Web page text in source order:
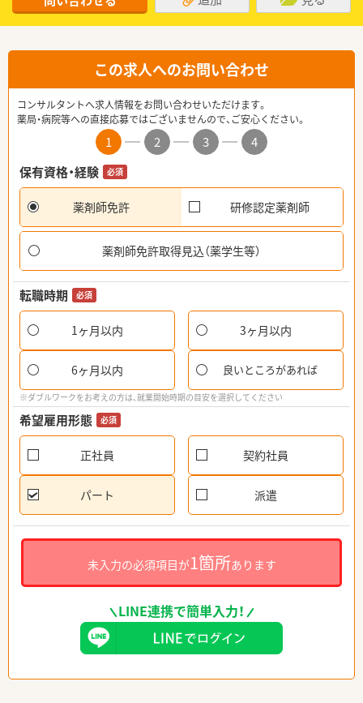
この求人へのお問い合わせ
コンサルタントへ求人情報をお問い合わせいただけます。
薬局・病院等への直接応募ではございませんので、ご安心ください。
1 2 3
4
保有資格・経験
必須
薬剤師免許 研修認定薬剤師
薬剤師免許取得見込（薬学生等）
転職時期 必須
1ヶ月以内 3ヶ月以内
6ヶ月以内 良いところがあれば
※ダブルワークをお考えの方は、就業開始時期の目安を選択してください
希望雇用形態 必須
正社員 契約社員
パート 派遣
未入力の必須項目が1箇所あります
LINE連携で簡単入力！